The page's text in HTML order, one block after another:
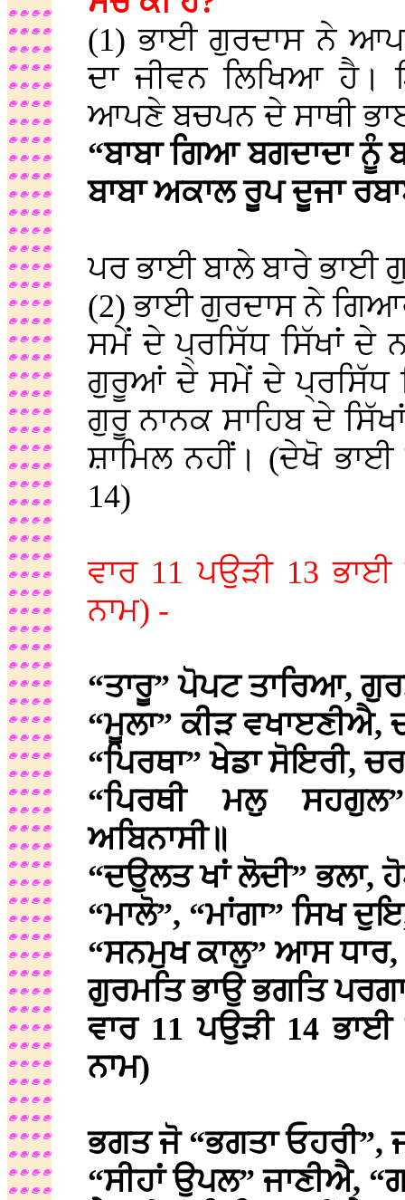
(1) ਭਾਈ ਗੁਰਦਾਸ ਨੇ
ਦਾ ਜੀਵਨ ਲਿਖਿਆ ਹੈ।
ਆਪਣੇ ਬਚਪਨ ਦੇ ਸਾਥੀ
“ਬਾਬਾ ਗਿਆ ਬਗਦਾਦਾ
ਬਾਬਾ ਅਕਾਲ ਰੂਪ ਦੂਜਾ
ਪਰ ਭਾਈ ਬਾਲੇ ਬਾਰੇ ਭਾਈ
(2) ਭਾਈ ਗੁਰਦਾਸ ਨੇ
ਸਮੇਂ ਦੇ ਪ੍ਰਸਿੱਧ ਸਿੱਖਾਂ ਦੇ
ਗੁਰੂਆਂ ਦੇ ਸਮੇਂ ਦੇ ਪ੍ਰਸਿੱਧ
ਗੁਰੂ ਨਾਨਕ ਸਾਹਿਬ ਦੇ
ਸ਼ਾਮਿਲ ਨਹੀਂ। (ਦੇਖੋ
14)
ਵਾਰ 11 ਪਉੜੀ 13
ਨਾਮ) -
“ਤਾਰੂ” ਪੋਪਟ ਤਾਰਿਆ,
“ਮੂਲਾ” ਕੀੜ
“ਪਿਰਥਾ” ਖੇਡਾ ਸੋਇਰੀ,
“ਪਿਰਥੀ ਮਲੁ ਸਹਗੁਲ”
ਅਬਿਨਾਸੀ॥
“ਦਉਲਤ ਖਾਂ ਲੋਦੀ” ਭਲਾ,
“ਮਾਲੋ”, “ਮਾਂਗਾ” ਸਿਖ
“ਸਨਮੁਖ ਕਾਲੁ” ਆਸ ਧਾਰ,
ਗੁਰਮਤਿ ਭਾਉ ਭਗਤਿ
ਵਾਰ 11 ਪਉੜੀ 14
ਨਾਮ)
ਭਗਤ ਜੋ “ਭਗਤਾ ਓਹਰੀ”,
“ਸੀਹਾਂ ਉਪਲ” ਜਾਣੀਐ,